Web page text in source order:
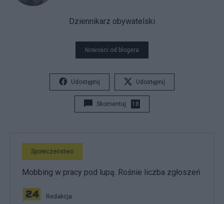
Dziennikarz obywatelski
Nowości od blogera
Udostępnij Udostępnij
Skomentuj 18
Społeczeństwo
Mobbing w pracy pod lupą. Rośnie liczba zgłoszeń
Redakcja